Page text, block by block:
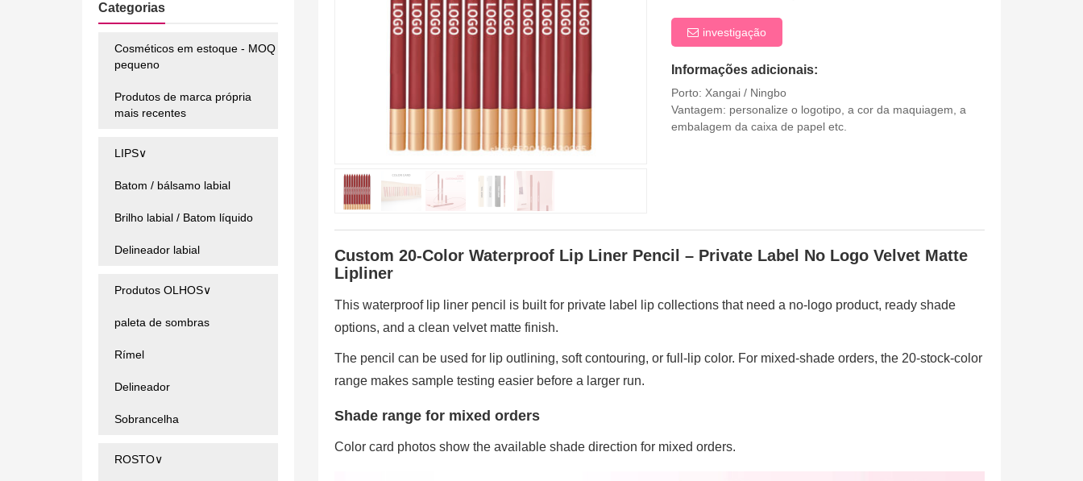
investigação
Informações adicionais:
Porto: Xangai / Ningbo
Vantagem: personalize o logotipo, a cor da maquiagem, a
embalagem da caixa de papel etc.
Custom 20-Color Waterproof Lip Liner Pencil – Private Label No Logo Velvet Matte
Lipliner
This waterproof lip liner pencil is built for private label lip collections that need a no-logo product, ready shade
options, and a clean velvet matte finish.
The pencil can be used for lip outlining, soft contouring, or full-lip color. For mixed-shade orders, the 20-stock-color
range makes sample testing easier before a larger run.
Shade range for mixed orders
Color card photos show the available shade direction for mixed orders.
Categorias
Cosméticos em estoque - MOQ
pequeno
Produtos de marca própria
mais recentes
LIPS∨
Batom / bálsamo labial
Brilho labial / Batom líquido
Delineador labial
Produtos OLHOS∨
paleta de sombras
Rímel
Delineador
Sobrancelha
ROSTO∨